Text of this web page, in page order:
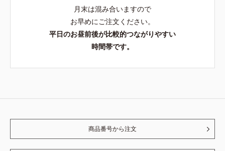
月末は混み合いますので
お早めにご注文ください。
平日のお昼前後が比較的つながりやすい
時間帯です。
商品番号から注文